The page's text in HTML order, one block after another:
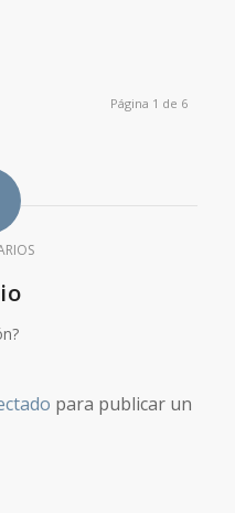
Página 1 de 6
para publicar un